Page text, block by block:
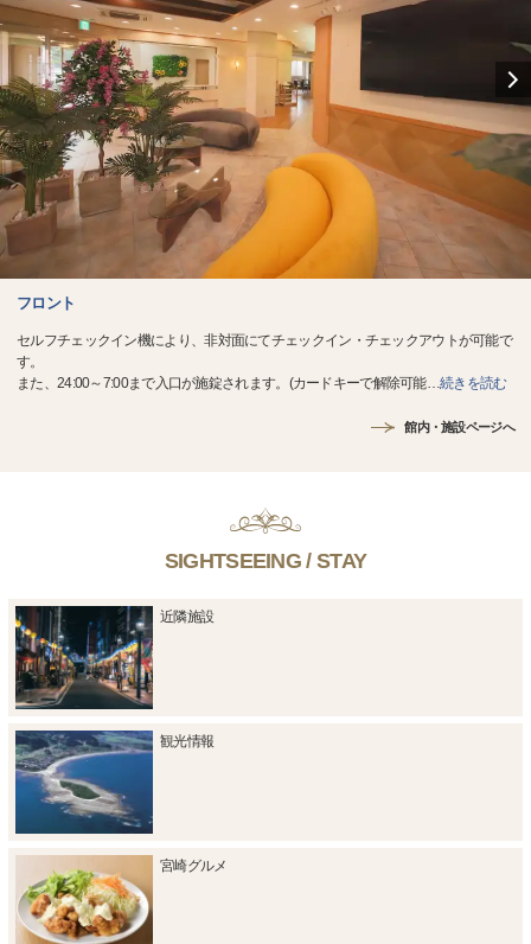
フロント
セルフチェックイン機により、非対面にてチェックイン・チェックアウトが可能で
す。
また、24:00～7:00まで入口が施錠されます。(カードキーで解除可能…続きを読む
館内・施設ページへ
SIGHTSEEING / STAY
近隣施設
観光情報
宮崎グルメ